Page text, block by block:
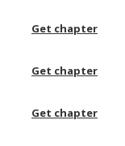
Get chapter
Get chapter
Get chapter